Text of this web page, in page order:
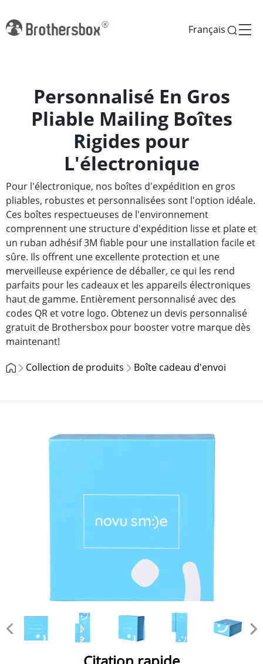
Français
Personnalisé En Gros
Pliable Mailing Boîtes
Rigides pour
L'électronique
Pour l'électronique, nos boîtes d'expédition en gros
pliables, robustes et personnalisées sont l'option idéale.
Ces boîtes respectueuses de l'environnement
comprennent une structure d'expédition lisse et plate et
un ruban adhésif 3M fiable pour une installation facile et
sûre. Ils offrent une excellente protection et une
merveilleuse expérience de déballer, ce qui les rend
parfaits pour les cadeaux et les appareils électroniques
haut de gamme. Entièrement personnalisé avec des
codes QR et votre logo. Obtenez un devis personnalisé
gratuit de Brothersbox pour booster votre marque dès
maintenant!
Collection de produits
Boîte cadeau d'envoi